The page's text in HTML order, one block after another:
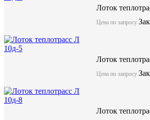
установка внутри каналов
двух уложенных один на другой
отрезками швеллеров, которые
Лоток теплотрасс
акция
Лоток
Цена по запросу
Лоток
Цена по запросу
Лоток